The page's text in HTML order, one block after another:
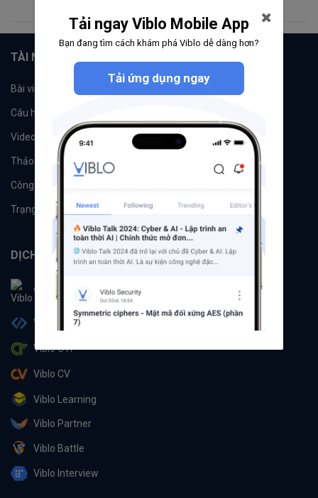
TÀI NGUYÊN
Bài viết
Câu hỏi
Videos Tác giả
Thảo luận
Công cụ
Trạng thái hệ thống
DỊCH VỤ
Viblo
Viblo Code
Viblo CTF
Viblo CV
Viblo Learning
Viblo Partner
Viblo Battle
Viblo Interview
Tải ngay Viblo Mobile App
Bạn đang tìm cách khám phá Viblo dễ dàng hơn?
Tải ứng dụng ngay